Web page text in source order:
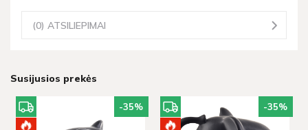
(0) ATSILIEPIMAI
Susijusios prekės
-35% -35%